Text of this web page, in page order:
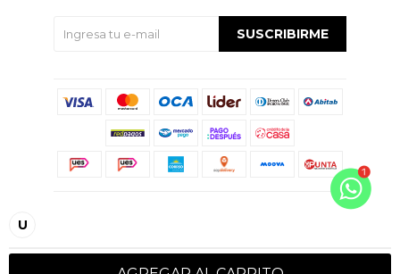
U
SUSCRIBIRME